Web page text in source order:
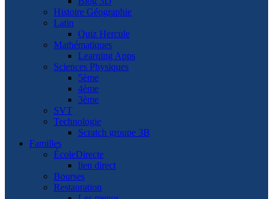
Histoire Géographie
Latin
Quiz Hercule
Mathématiques
Learning Apps
Sciences Physiques
5ème
4ème
3ème
SVT
Technologie
Scratch groupe 3B
Familles
ÉcoleDirecte
lien direct
Bourses
Restauration